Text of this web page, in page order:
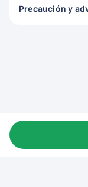
Precaución y